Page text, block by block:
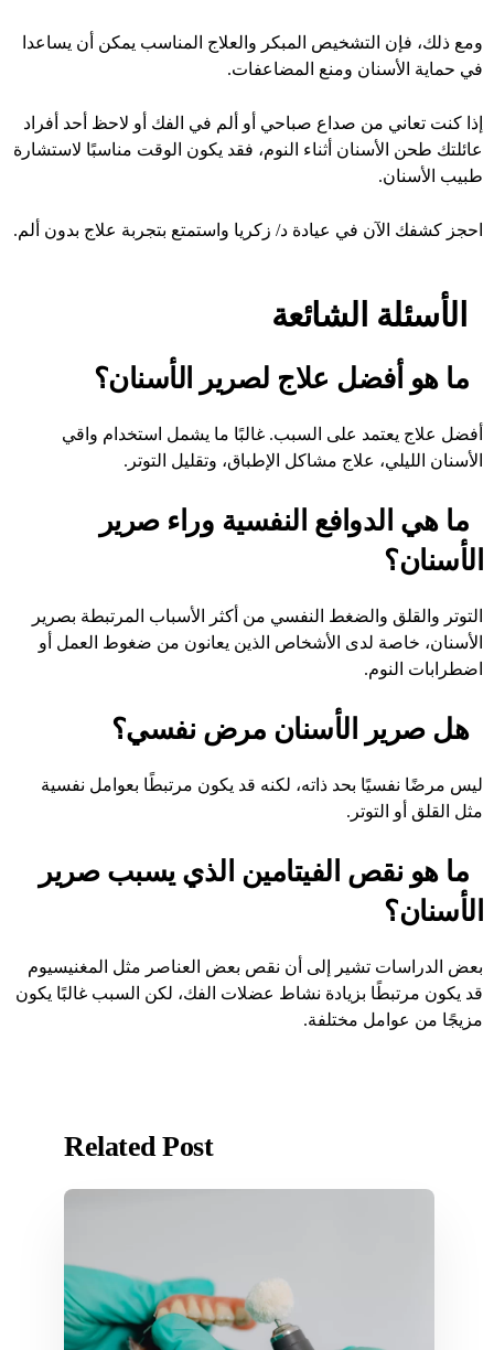
ومع ذلك، فإن التشخيص المبكر والعلاج المناسب يمكن أن يساعدا
في حماية الأسنان ومنع المضاعفات.
إذا كنت تعاني من صداع صباحي أو ألم في الفك أو لاحظ أحد أفراد
عائلتك طحن الأسنان أثناء النوم، فقد يكون الوقت مناسبًا لاستشارة
طبيب الأسنان.
احجز كشفك الآن في عيادة د/ زكريا واستمتع بتجربة علاج بدون ألم.
الأسئلة الشائعة
ما هو أفضل علاج لصرير الأسنان؟
أفضل علاج يعتمد على السبب. غالبًا ما يشمل استخدام واقي
الأسنان الليلي، علاج مشاكل الإطباق، وتقليل التوتر.
ما هي الدوافع النفسية وراء صرير
الأسنان؟
التوتر والقلق والضغط النفسي من أكثر الأسباب المرتبطة بصرير
الأسنان، خاصة لدى الأشخاص الذين يعانون من ضغوط العمل أو
اضطرابات النوم.
هل صرير الأسنان مرض نفسي؟
ليس مرضًا نفسيًا بحد ذاته، لكنه قد يكون مرتبطًا بعوامل نفسية
مثل القلق أو التوتر.
ما هو نقص الفيتامين الذي يسبب صرير
الأسنان؟
بعض الدراسات تشير إلى أن نقص بعض العناصر مثل المغنيسيوم
قد يكون مرتبطًا بزيادة نشاط عضلات الفك، لكن السبب غالبًا يكون
مزيجًا من عوامل مختلفة.
Related Post